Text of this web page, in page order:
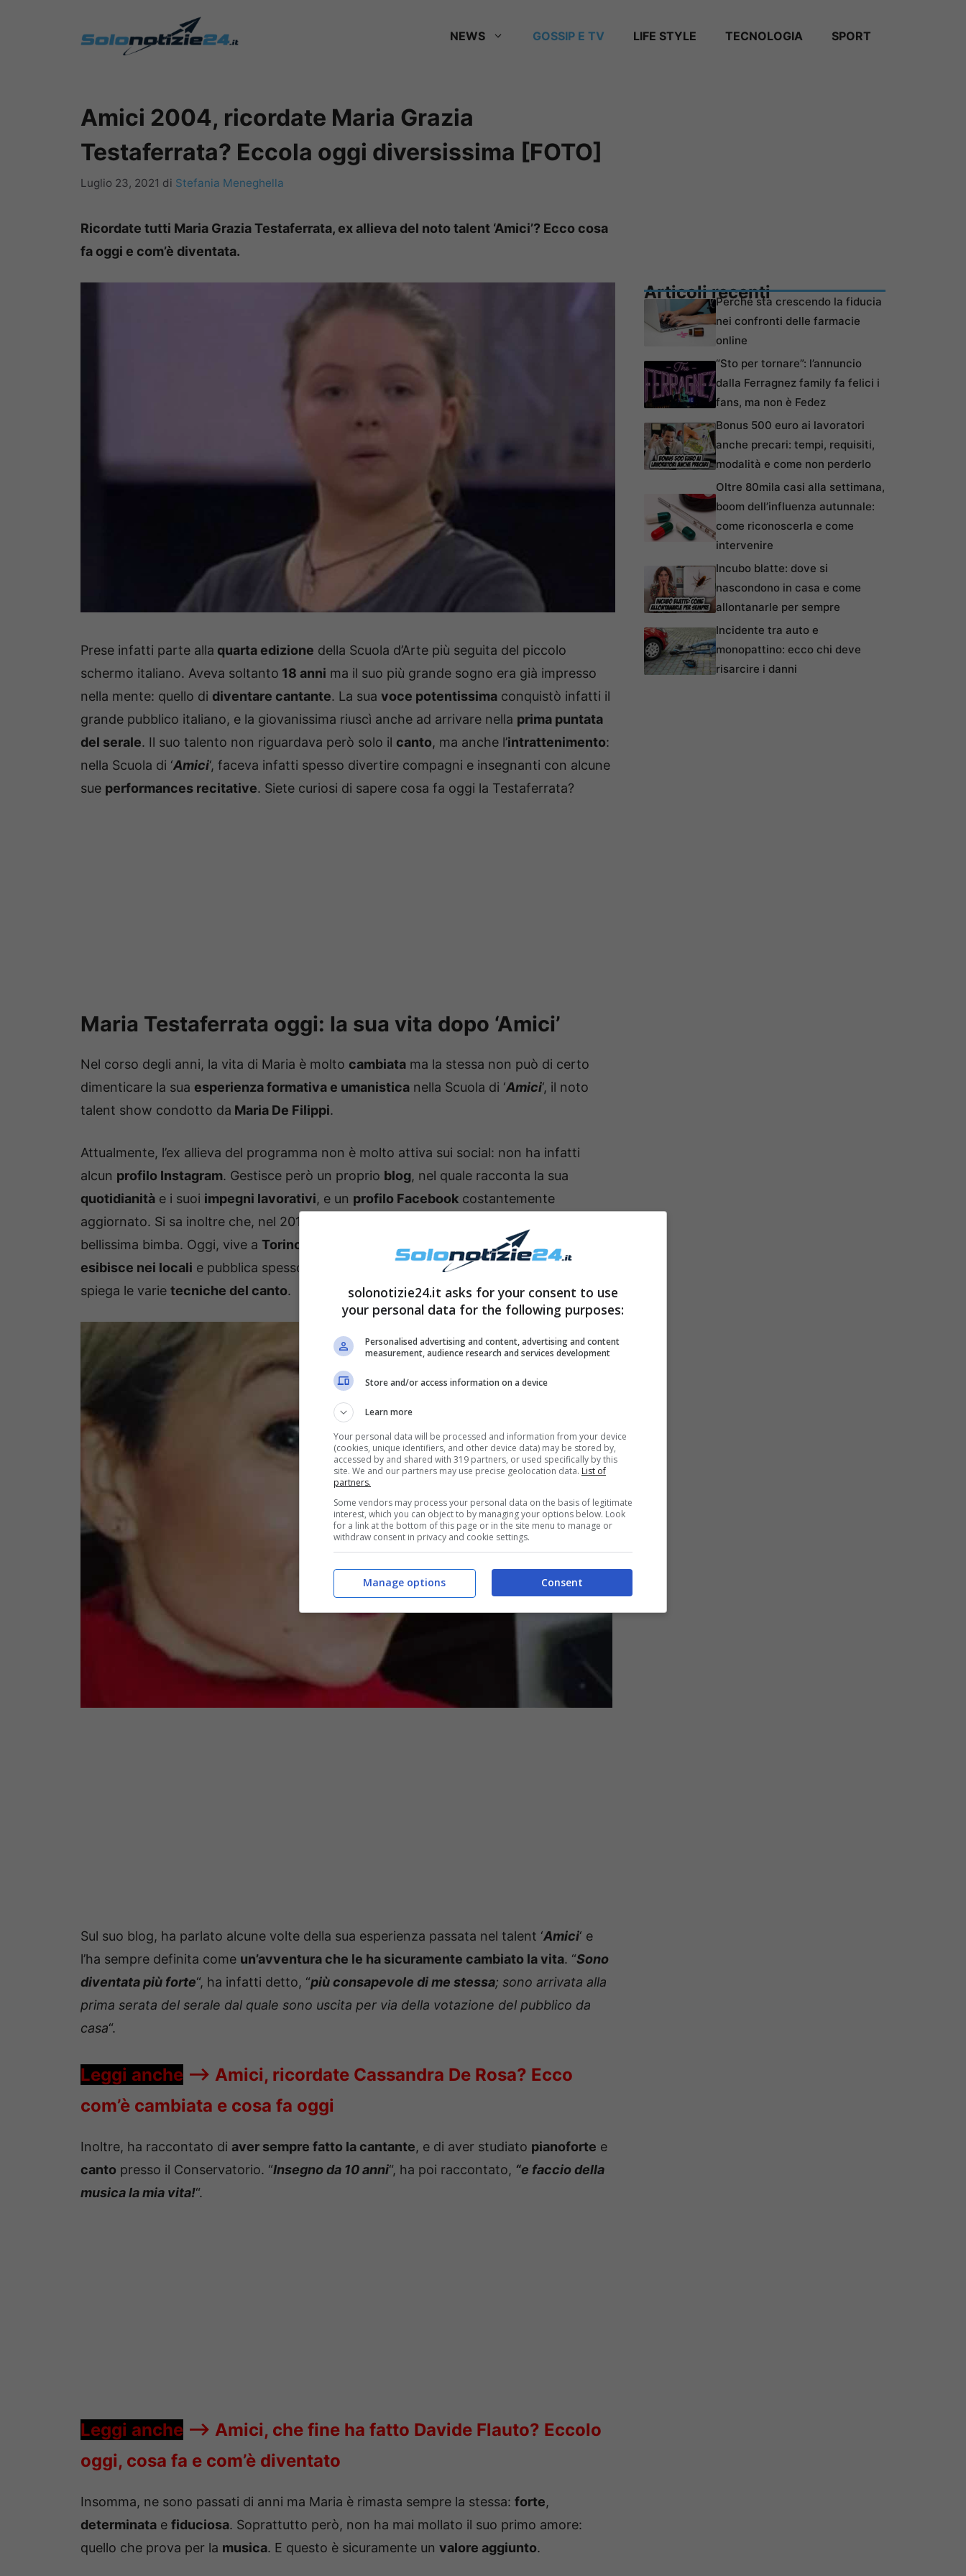
NEWS GOSSIP E TV LIFE STYLE TECNOLOGIA SPORT
Amici 2004, ricordate Maria Grazia
Testaferrata? Eccola oggi diversissima [FOTO]
Luglio 23, 2021 di Stefania Meneghella
Ricordate tutti Maria Grazia Testaferrata, ex allieva del noto talent ‘Amici’? Ecco cosa
fa oggi e com’è diventata.
Prese infatti parte alla quarta edizione della Scuola d’Arte più seguita del piccolo
schermo italiano. Aveva soltanto 18 anni ma il suo più grande sogno era già impresso
nella mente: quello di diventare cantante. La sua voce potentissima conquistò infatti il
grande pubblico italiano, e la giovanissima riuscì anche ad arrivare nella prima puntata
del serale. Il suo talento non riguardava però solo il canto, ma anche l’intrattenimento:
nella Scuola di ‘Amici‘, faceva infatti spesso divertire compagni e insegnanti con alcune
sue performances recitative. Siete curiosi di sapere cosa fa oggi la Testaferrata?
Maria Testaferrata oggi: la sua vita dopo ‘Amici’
Nel corso degli anni, la vita di Maria è molto cambiata ma la stessa non può di certo
dimenticare la sua esperienza formativa e umanistica nella Scuola di ‘Amici‘, il noto
talent show condotto da Maria De Filippi.
Attualmente, l’ex allieva del programma non è molto attiva sui social: non ha infatti
alcun profilo Instagram. Gestisce però un proprio blog, nel quale racconta la sua
quotidianità e i suoi impegni lavorativi, e un profilo Facebook costantemente
aggiornato. Si sa inoltre che, nel 2016, si è
bellissima bimba. Oggi, vive a Torino insegnante di canto ; inoltre, talvoltasi
esibisce nei locali e pubblica spesso sul suo canale Youtube diversi
spiega le varie tecniche del canto.
Sul suo blog, ha parlato alcune volte della sua esperienza passata nel talent ‘Amici‘ e
l’ha sempre definita come un’avventura che le ha sicuramente cambiato la vita. “Sono
diventata più forte“, ha infatti detto, “più consapevole di me stessa; sono arrivata alla
prima serata del serale dal quale sono uscita per via della votazione del pubblico da
casa“.
Leggi anche —-> Amici, ricordate Cassandra De Rosa? Ecco
com’è cambiata e cosa fa oggi
Inoltre, ha raccontato di aver sempre fatto la cantante, e di aver studiato pianoforte e
canto presso il Conservatorio. “Insegno da 10 anni“, ha poi raccontato, “e faccio della
musica la mia vita!“.
Leggi anche —-> Amici, che fine ha fatto Davide Flauto? Eccolo
oggi, cosa fa e com’è diventato
Insomma, ne sono passati di anni ma Maria è rimasta sempre la stessa: forte,
determinata e fiduciosa. Soprattutto però, non ha mai mollato il suo primo amore:
quello che prova per la musica. E questo è sicuramente un valore aggiunto.
Articoli recentiPerché sta crescendo la fiducia
nei confronti delle farmacie
online
“Sto per tornare”: l’annuncio
dalla Ferragnez family fa felici i
fans, ma non è Fedez
Bonus 500 euro ai lavoratori
anche precari: tempi, requisiti,
modalità e come non perderlo
Oltre 80mila casi alla settimana,
boom dell’influenza autunnale:
come riconoscerla e come
intervenire
Incubo blatte: dove si
nascondono in casa e come
allontanarle per sempre
Incidente tra auto e
monopattino: ecco chi deve
risarcire i danni
solonotizie24.it asks for your consent to use
your personal data for the following purposes:
Personalised advertising and content, advertising and content
measurement, audience research and services development
Store and/or access information on a device
Learn more
Your personal data will be processed and information from your device
(cookies, unique identifiers, and other device data) may be stored by,
accessed by and shared with 319 partners, or used specifically by this
site. We and our partners may use precise geolocation data. List of
partners.
Some vendors may process your personal data on the basis of legitimate
interest, which you can object to by managing your options below. Look
for a link at the bottom of this page or in the site menu to manage or
withdraw consent in privacy and cookie settings.
Consent
Manage options